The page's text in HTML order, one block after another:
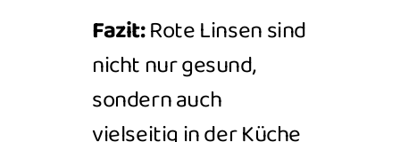
Fazit:Rote Linsen sind
nicht nur gesund,
sondern auch